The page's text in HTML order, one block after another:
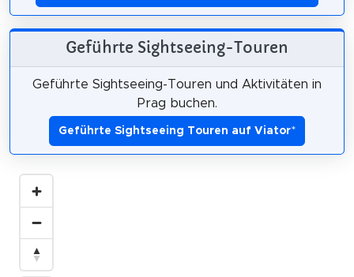
Geführte Sightseeing-Touren
Geführte Sightseeing-Touren und Aktivitäten in
Prag buchen.
Geführte Sightseeing Touren auf Viator*